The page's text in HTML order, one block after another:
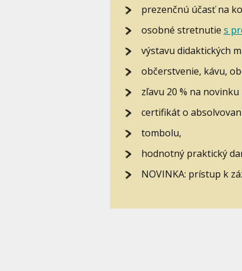
prezenčnú účasť na
osobné stretnutie s
výstavu didaktických
občerstvenie, kávu,
zľavu 20 % na
certifikát o
tombolu,
hodnotný praktický
NOVINKA: prístup k